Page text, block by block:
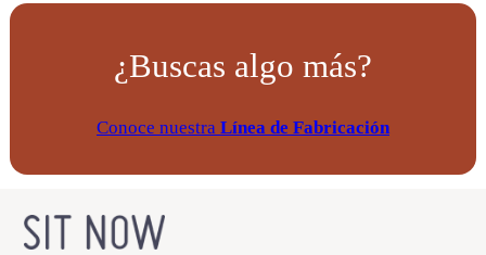
¿Buscas algo más?
Conoce nuestra Línea de Fabricación